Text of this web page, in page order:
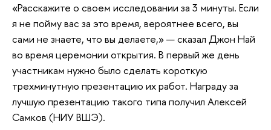
«Расскажите о своем исследовании за 3 минуты. Если
я не пойму вас за это время, вероятнее всего, вы
сами не знаете, что вы делаете,» — сказал Джон Най
во время церемонии открытия. В первый же день
участникам нужно было сделать короткую
трехминутную презентацию их работ. Награду за
лучшую презентацию такого типа получил Алексей
Самков (НИУ ВШЭ).